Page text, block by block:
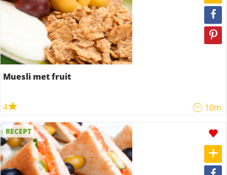
Muesli met fruit
4 10m
RECEPT